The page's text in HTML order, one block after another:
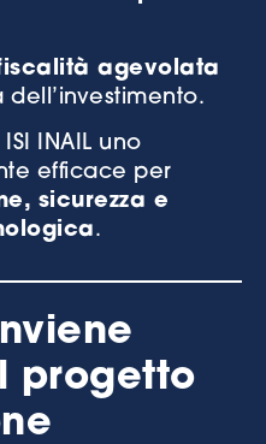
agevolata
INAIL uno
efficace per
sicurezza e
.
progetto